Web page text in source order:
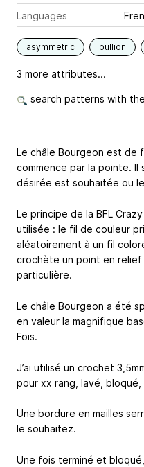
Languages
asymmetric bullion
3 more attributes...
search patterns with
Le châle Bourgeon est de
commence par la pointe. Il
désirée est souhaitée ou
Le principe de la BFL
utilisée : le fil de couleur
aléatoirement à un fil
crochète un point en
particulière.
Le châle Bourgeon a été
en valeur la magnifique
Fois.
J’ai utilisé un crochet
pour xx rang, lavé, bloqué,
Une bordure en mailles
le souhaitez.
Une fois terminé et